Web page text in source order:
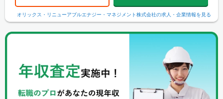
オリックス・リニューアブルエナジー・マネジメント株式会社の求人・企業情報を見る